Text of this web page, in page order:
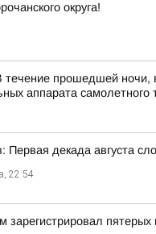
округа!
прошедшей ночи,
аппарата самолетного
Первая декада августа
22:54
зарегистрировал